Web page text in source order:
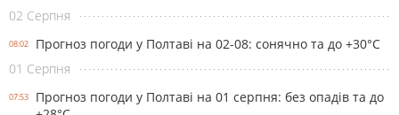
02 Серпня
08:02
Прогноз погоди у Полтаві на 02-08: сонячно та до +30°С
01 Серпня
07:53
Прогноз погоди у Полтаві на 01 серпня: без опадів та до